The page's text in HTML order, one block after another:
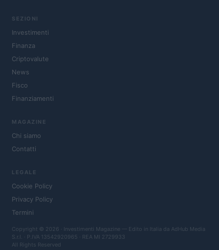
SEZIONI
Investimenti
Finanza
Criptovalute
News
Fisco
Finanziamenti
MAGAZINE
Chi siamo
Contatti
LEGALE
Cookie Policy
Privacy Policy
Termini
Copyright © 2026 · Investimenti Magazine — Edito in Italia da AdHub Media
S.r.l. · P.IVA 13542920965 · REA MI 2729933
All Rights Reserved